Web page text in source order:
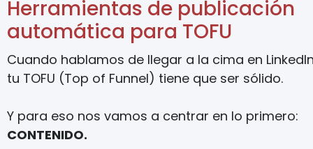
Herramientas de publicación
automática para TOFU
Cuando hablamos de llegar a la cima en
tu TOFU (Top of Funnel) tiene que ser sólido.
Y para eso nos vamos a centrar en lo primero:
CONTENIDO.